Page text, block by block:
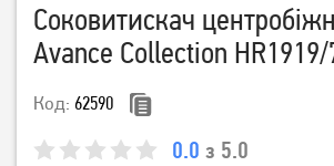
Соковитискач
Avance Collection HR1919/
Код: 62590
0.0 з 5.0